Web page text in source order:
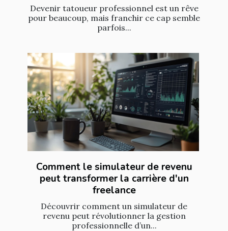
Devenir tatoueur professionnel est un rêve
pour beaucoup, mais franchir ce cap semble
parfois...
Comment le simulateur de revenu
peut transformer la carrière d'un
freelance
Découvrir comment un simulateur de
revenu peut révolutionner la gestion
professionnelle d’un...